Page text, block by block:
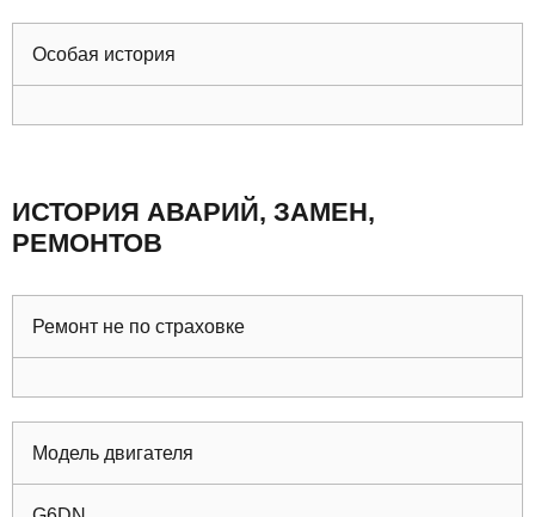
Особая история
ИСТОРИЯ АВАРИЙ, ЗАМЕН,
РЕМОНТОВ
Ремонт не по страховке
Модель двигателя